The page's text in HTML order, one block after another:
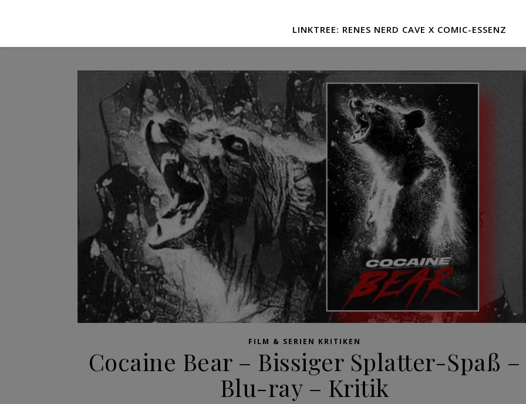
LINKTREE: RENES NERD CAVE X COMIC-ESSENZ
FILM & SERIEN KRITIKEN
Cocaine Bear – Bissiger Splatter-Spaß –
Blu-ray – Kritik